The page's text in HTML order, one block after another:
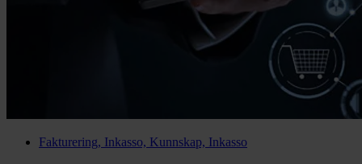
Fakturering, Inkasso, Kunnskap, Inkasso